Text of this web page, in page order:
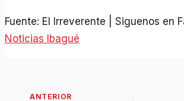
Fuente: El Irreverente | Siguenos en
Noticias Ibagué